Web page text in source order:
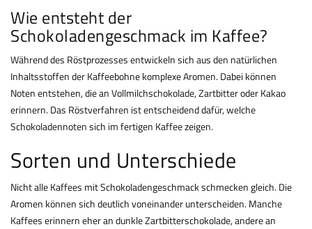
Wie entsteht der
Schokoladengeschmack im Kaffee?
Während des Röstprozesses entwickeln sich aus den natürlichen
Inhaltsstoffen der Kaffeebohne komplexe Aromen. Dabei können
Noten entstehen, die an Vollmilchschokolade, Zartbitter oder Kakao
erinnern. Das Röstverfahren ist entscheidend dafür, welche
Schokoladennoten sich im fertigen Kaffee zeigen.
Sorten und Unterschiede
Nicht alle Kaffees mit Schokoladengeschmack schmecken gleich. Die
Aromen können sich deutlich voneinander unterscheiden. Manche
Kaffees erinnern eher an dunkle Zartbitterschokolade, andere an